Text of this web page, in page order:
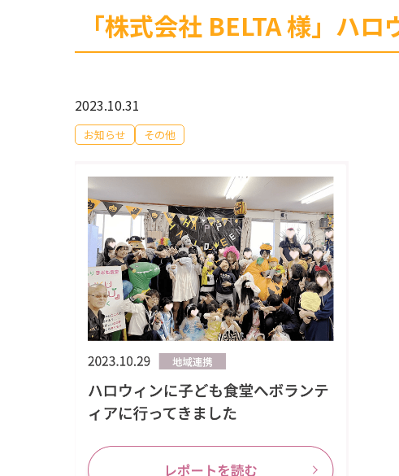
「株式会社 BELTA 様」ハ
2023.10.31
お知らせ その他